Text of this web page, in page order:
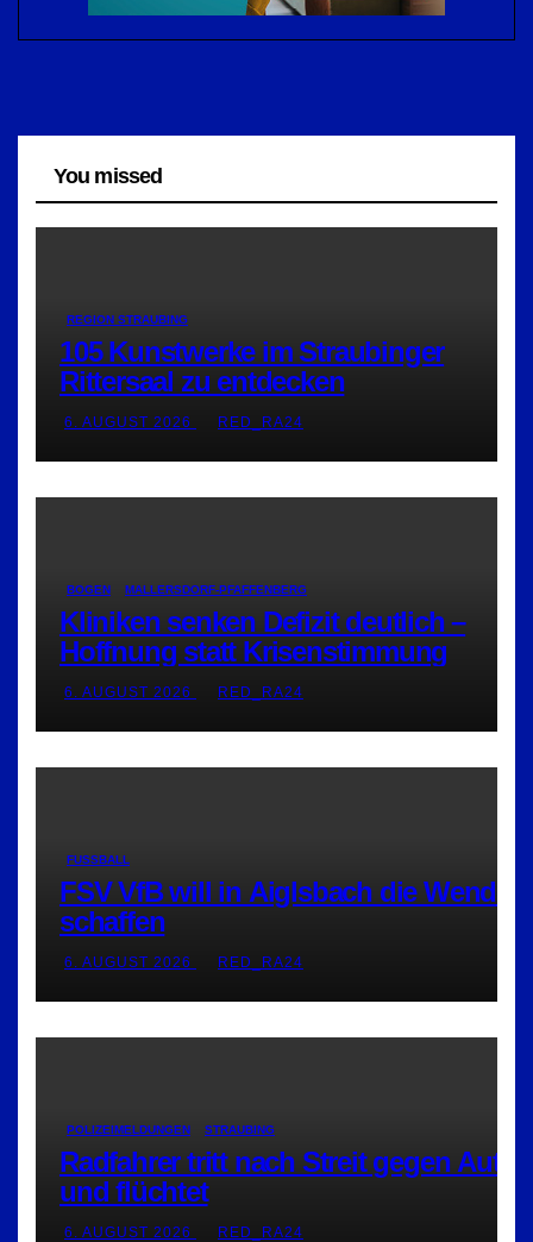
You missed
REGION STRAUBING
105 Kunstwerke im Straubinger
Rittersaal zu entdecken
6. AUGUST 2026 RED_RA24
BOGEN MALLERSDORF-PFAFFENBERG
Kliniken senken Defizit deutlich –
Hoffnung statt Krisenstimmung
6. AUGUST 2026 RED_RA24
FUSSBALL
FSV VfB will in Aiglsbach die Wende
schaffen
6. AUGUST 2026 RED_RA24
POLIZEIMELDUNGEN STRAUBING
Radfahrer tritt nach Streit gegen Auto
und flüchtet
6. AUGUST 2026 RED_RA24